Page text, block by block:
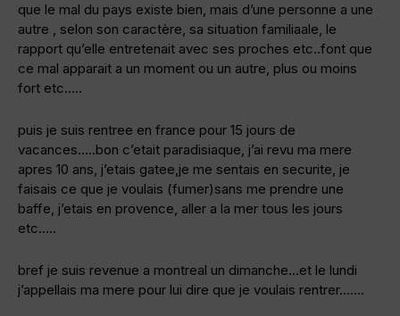
que le mal du pays existe bien, mais d’une personne a une
autre , selon son caractère, sa situation familiaale, le
rapport qu’elle entretenait avec ses proches etc..font que
ce mal apparait a un moment ou un autre, plus ou moins
fort etc…..
puis je suis rentree en france pour 15 jours de
vacances…..bon c’etait paradisiaque, j’ai revu ma mere
apres 10 ans, j’etais gatee,je me sentais en securite, je
faisais ce que je voulais (fumer)sans me prendre une
baffe, j’etais en provence, aller a la mer tous les jours
etc…..
bref je suis revenue a montreal un dimanche…et le lundi
j’appellais ma mere pour lui dire que je voulais rentrer…….